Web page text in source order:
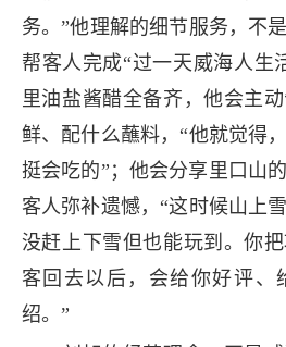
务。”他理解的细节服务，不
帮客人完成“过一天威海人生
里油盐酱醋全备齐，他会主
鲜、配什么蘸料，“他就觉得
挺会吃的”；他会分享里口山
客人弥补遗憾，“这时候山上
没赶上下雪但也能玩到。你
客回去以后，会给你好评、
绍。”